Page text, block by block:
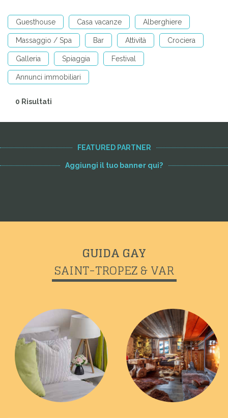
Guesthouse Casa vacanze Alberghiere
Massaggio / Spa Bar Attività Crociera
Galleria Spiaggia Festival
Annunci immobiliari
0 Risultati
FEATURED PARTNER
Aggiungi il tuo banner qui?
GUIDA GAY
SAINT-TROPEZ & VAR